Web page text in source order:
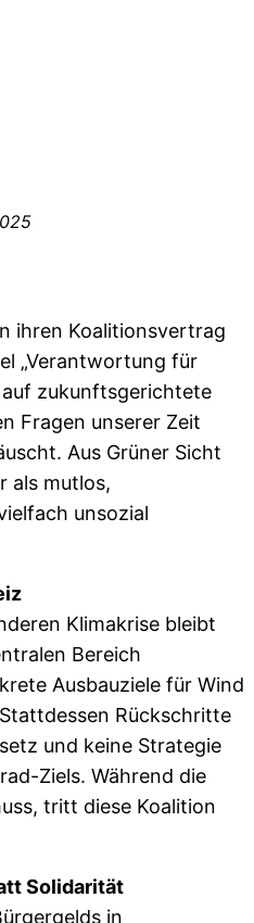
ihren Koalitionsvertrag
„Verantwortung für
auf zukunftsgerichtete
Fragen unserer Zeit
Aus Grüner Sicht
als mutlos,
unsozial
Klimakrise bleibt
Bereich
Ausbauziele für Wind
Rückschritte
und keine Strategie
Ziels. Während die
tritt diese Koalition
Solidarität
in